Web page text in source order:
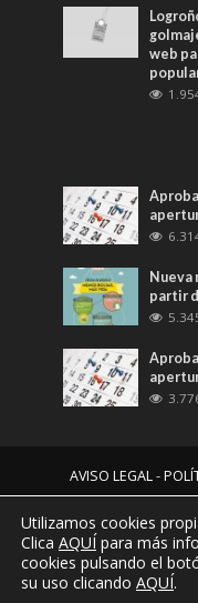
web
Nueva
partir
AVISO LEGAL-
by Wicomgroup
Utilizamos cookies
Clica AQUÍ para más
cookies pulsando el
su uso clicando AQUÍ.